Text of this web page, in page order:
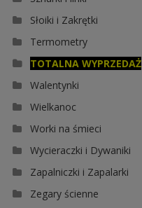
Słoiki i Zakrętki
Termometry
TOTALNA WYPRZEDAŻ
Walentynki
Wielkanoc
Worki na śmieci
Wycieraczki i Dywaniki
Zapalniczki i Zapalarki
Zegary ścienne